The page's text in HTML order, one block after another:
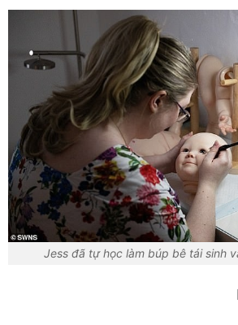
Jess đã tự học làm búp bê tái sinh